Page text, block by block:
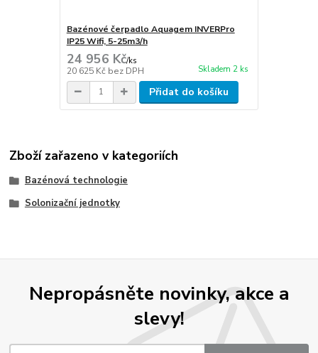
Bazénové čerpadlo Aquagem INVERPro
IP25 Wifi, 5-25m3/h
24 956 Kč/ks
20 625 Kč bez DPH Skladem 2 ks
Přidat do košíku
Zboží zařazeno v kategoriích
Bazénová technologie
Solonizační jednotky
Nepropásněte novinky, akce a
slevy!